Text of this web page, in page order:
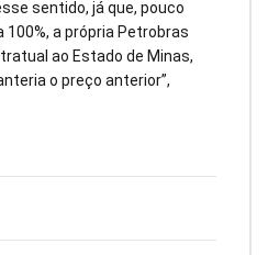
sentido, já que, pouco
a própria Petrobras
ao Estado de Minas,
o preço anterior”,